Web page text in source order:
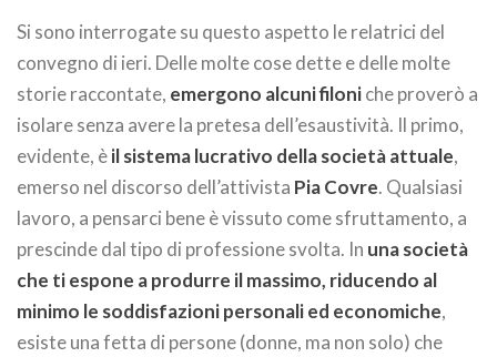
Si sono interrogate su questo aspetto le relatrici del
convegno di ieri. Delle molte cose dette e delle molte
storie raccontate, emergono alcuni filoniche proverò a
isolare senza avere la pretesa dell’esaustività. Il primo,
evidente, èil sistema lucrativo della società attuale,
emerso nel discorso dell’attivista Pia Covre. Qualsiasi
lavoro, a pensarci bene è vissuto come sfruttamento, a
prescinde dal tipo di professione svolta. In una società
che ti espone a produrre il massimo, riducendo al
minimo le soddisfazioni personali ed economiche,
esiste una fetta di persone (donne, ma non solo) che